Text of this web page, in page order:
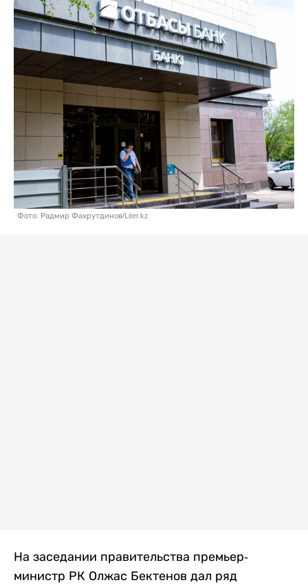
Фото: Радмир Фахрутдинов/Liter.kz
На заседании правительства премьер-
министр РК Олжас Бектенов дал ряд